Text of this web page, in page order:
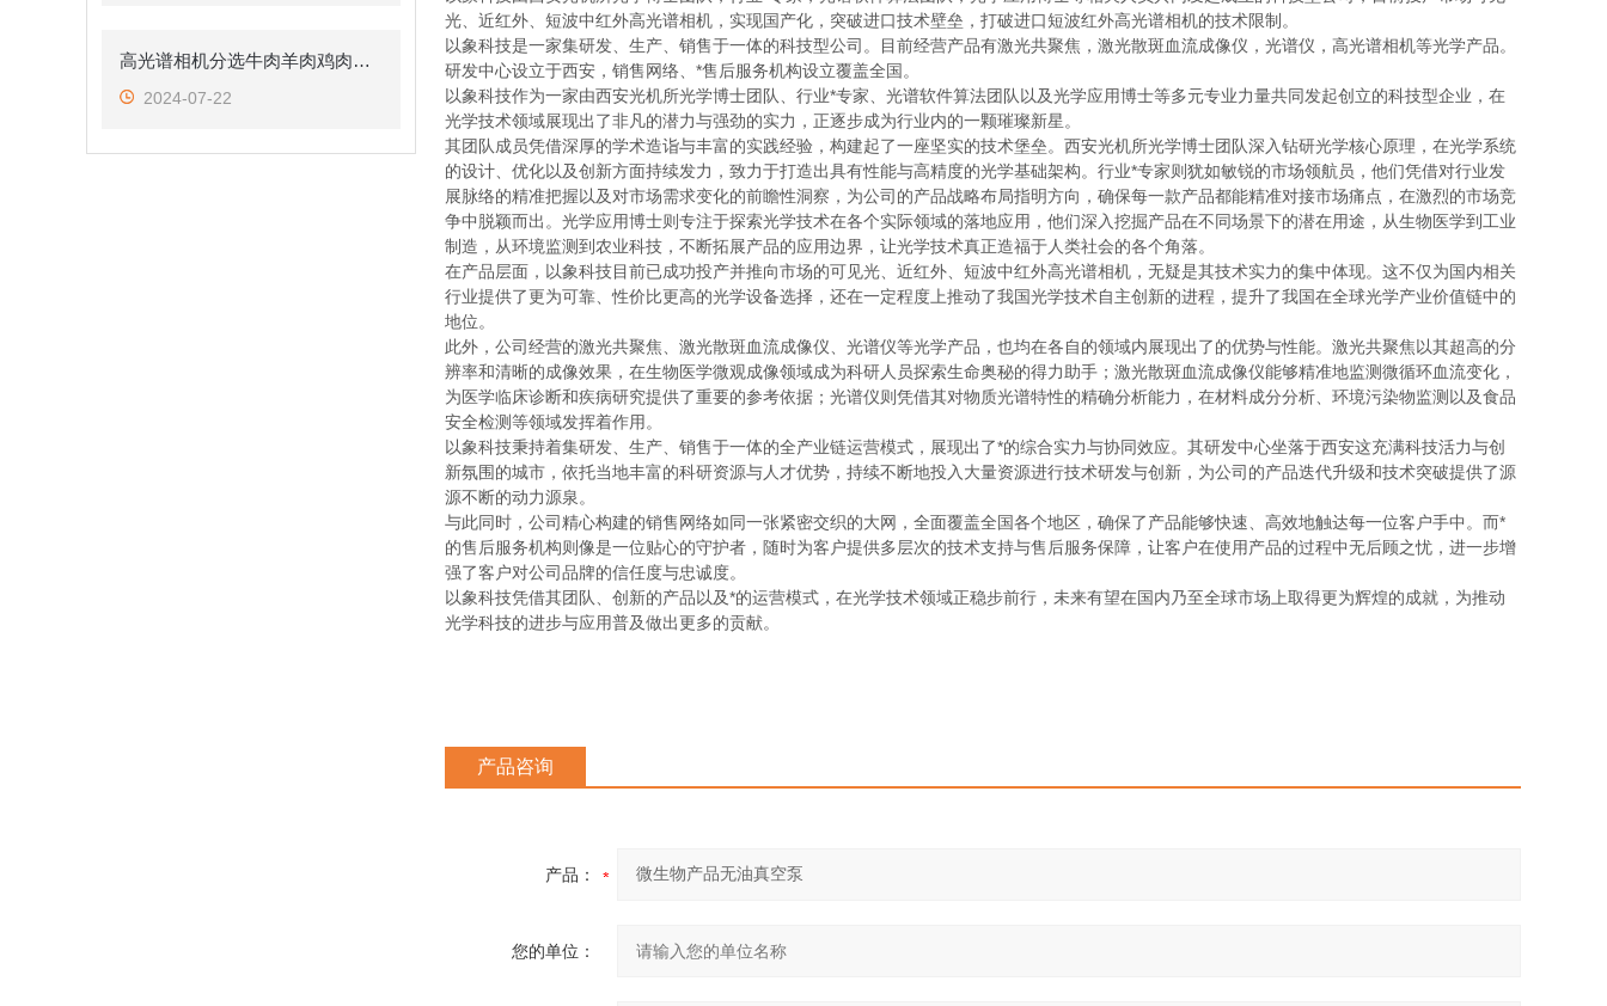
高光谱相机分选牛肉羊肉鸡肉掺和区分
2024-07-22
光、近红外、短波中红外高光谱相机，实现国产化，突破进口技术壁垒，打破进口短波红外高光谱相机的技术限制。
以象科技是一家集研发、生产、销售于一体的科技型公司。目前经营产品有激光共聚焦，激光散斑血流成像仪，光谱仪，高光谱相机等光学产品。
研发中心设立于西安，销售网络、*售后服务机构设立覆盖全国。
以象科技作为一家由西安光机所光学博士团队、行业*专家、光谱软件算法团队以及光学应用博士等多元专业力量共同发起创立的科技型企业，在
光学技术领域展现出了非凡的潜力与强劲的实力，正逐步成为行业内的一颗璀璨新星。
其团队成员凭借深厚的学术造诣与丰富的实践经验，构建起了一座坚实的技术堡垒。西安光机所光学博士团队深入钻研光学核心原理，在光学系统
的设计、优化以及创新方面持续发力，致力于打造出具有性能与高精度的光学基础架构。行业*专家则犹如敏锐的市场领航员，他们凭借对行业发
展脉络的精准把握以及对市场需求变化的前瞻性洞察，为公司的产品战略布局指明方向，确保每一款产品都能精准对接市场痛点，在激烈的市场竞
争中脱颖而出。光学应用博士则专注于探索光学技术在各个实际领域的落地应用，他们深入挖掘产品在不同场景下的潜在用途，从生物医学到工业
制造，从环境监测到农业科技，不断拓展产品的应用边界，让光学技术真正造福于人类社会的各个角落。
在产品层面，以象科技目前已成功投产并推向市场的可见光、近红外、短波中红外高光谱相机，无疑是其技术实力的集中体现。这不仅为国内相关
行业提供了更为可靠、性价比更高的光学设备选择，还在一定程度上推动了我国光学技术自主创新的进程，提升了我国在全球光学产业价值链中的
地位。
此外，公司经营的激光共聚焦、激光散斑血流成像仪、光谱仪等光学产品，也均在各自的领域内展现出了的优势与性能。激光共聚焦以其超高的分
辨率和清晰的成像效果，在生物医学微观成像领域成为科研人员探索生命奥秘的得力助手；激光散斑血流成像仪能够精准地监测微循环血流变化，
为医学临床诊断和疾病研究提供了重要的参考依据；光谱仪则凭借其对物质光谱特性的精确分析能力，在材料成分分析、环境污染物监测以及食品
安全检测等领域发挥着作用。
以象科技秉持着集研发、生产、销售于一体的全产业链运营模式，展现出了*的综合实力与协同效应。其研发中心坐落于西安这充满科技活力与创
新氛围的城市，依托当地丰富的科研资源与人才优势，持续不断地投入大量资源进行技术研发与创新，为公司的产品迭代升级和技术突破提供了源
源不断的动力源泉。
与此同时，公司精心构建的销售网络如同一张紧密交织的大网，全面覆盖全国各个地区，确保了产品能够快速、高效地触达每一位客户手中。而*
的售后服务机构则像是一位贴心的守护者，随时为客户提供多层次的技术支持与售后服务保障，让客户在使用产品的过程中无后顾之忧，进一步增
强了客户对公司品牌的信任度与忠诚度。
以象科技凭借其团队、创新的产品以及*的运营模式，在光学技术领域正稳步前行，未来有望在国内乃至全球市场上取得更为辉煌的成就，为推动
光学科技的进步与应用普及做出更多的贡献。
产品咨询
产品：
您的单位：